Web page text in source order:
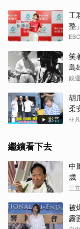
王
整
笑
島
鏡
影音
胡
柔
非
繼續看下去
中
歲
三
被
露